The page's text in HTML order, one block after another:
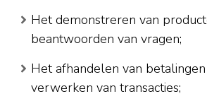
Het demonstreren van
beantwoorden van vragen;
Het afhandelen van
verwerken van transacties;